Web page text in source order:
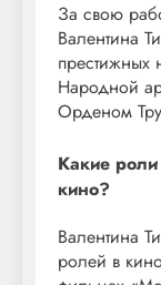
За свою
Валентина
престижных
Народной
Орденом
Какие роли
кино?
Валентина
ролей в